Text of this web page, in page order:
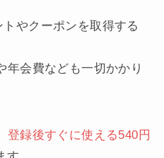
やクーポンを取得する
年会費なども一切かかり
登録後すぐに使える540円